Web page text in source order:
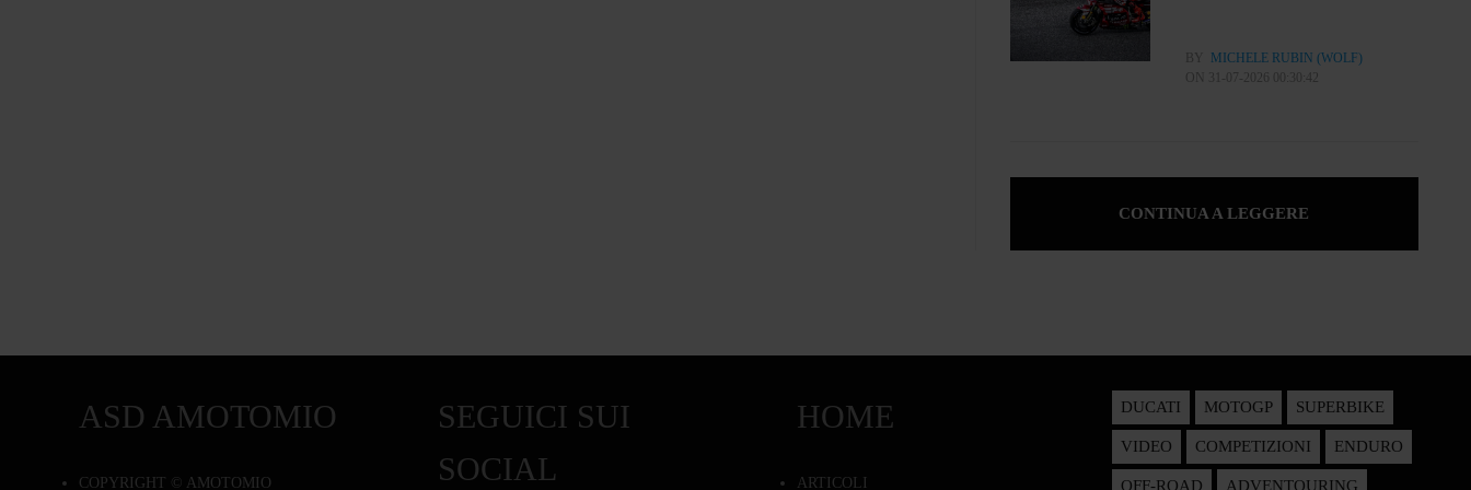
BY
MICHELE RUBIN (WOLF)
ON 31-07-2026 00:30:42
CONTINUA A LEGGERE
ASD AMOTOMIO
COPYRIGHT © AMOTOMIO
SEGUICI SUI
SOCIAL
HOME
ARTICOLI
DUCATI MOTOGP SUPERBIKE
VIDEO COMPETIZIONI ENDURO
OFF-ROAD ADVENTOURING